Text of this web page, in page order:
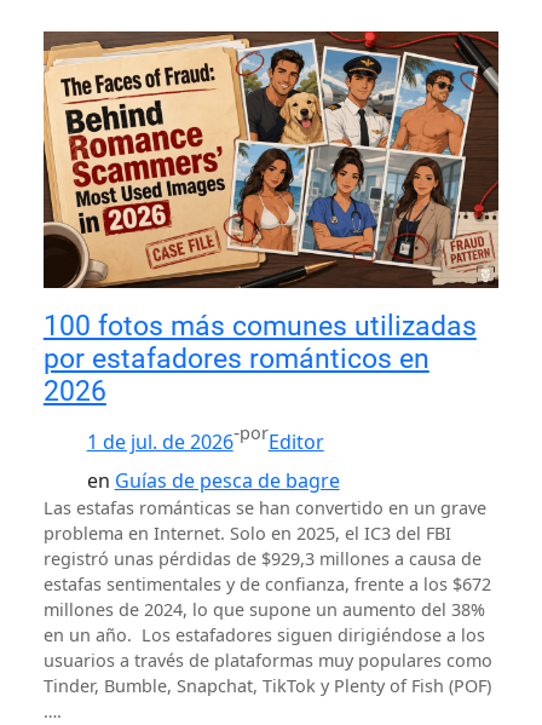
100 fotos más comunes utilizadas
por estafadores románticos en
2026
1 de jul. de 2026-porEditor
en Guías de pesca de bagre
Las estafas románticas se han convertido en un grave
problema en Internet. Solo en 2025, el IC3 del FBI
registró unas pérdidas de $929,3 millones a causa de
estafas sentimentales y de confianza, frente a los $672
millones de 2024, lo que supone un aumento del 38%
en un año. Los estafadores siguen dirigiéndose a los
usuarios a través de plataformas muy populares como
Tinder, Bumble, Snapchat, TikTok y Plenty of Fish (POF)
….